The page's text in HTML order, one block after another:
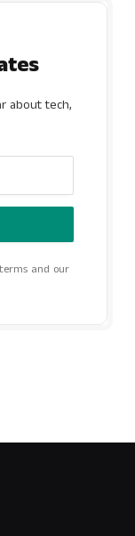
about tech,
and our